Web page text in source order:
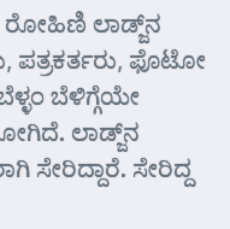
ಲಾಡ್ಜ್‌ನ
ಪತ್ರಕರ್ತರು, ಫೊಟೋ
ಬೆಳಿಗ್ಗೆಯೇ
ಲಾಡ್ಜ್‌ನ
ಸೇರಿದ್ದಾರೆ. ಸೇರಿದ್ದ